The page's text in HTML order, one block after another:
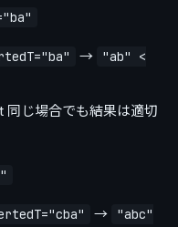
→
"ab" <
じ場合でも結果は適切
→
"abc"